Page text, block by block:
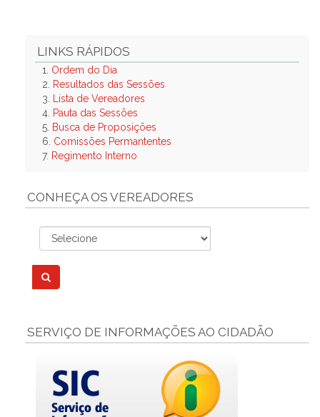
LINKS RÁPIDOS
1. Ordem do Dia
2.
Resultados das Sessões
3.
Lista de Vereadores
4. Pauta das Sessões
5. Busca de Proposições
6. Comissões Permantentes
7. Regimento Interno
CONHEÇA OS VEREADORES
SERVIÇO DE INFORMAÇÕES AO CIDADÃO